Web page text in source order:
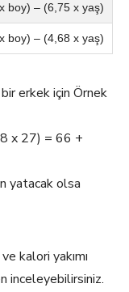
boy) – (6,75 x yaş)
boy) – (4,68 x yaş)
erkek için Örnek
x 27) = 66 +
yatacak olsa
kalori yakımı
inceleyebilirsiniz.